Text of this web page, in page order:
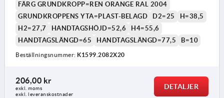
FÄRG GRUNDKROPP=REN ORANGE RAL 2004
GRUNDKROPPENS YTA=PLAST-BELAGD
D2=25
H=38,5
H2=27,7
HANDTAGSHÖJD=52,6
H4=55,6
HANDTAGSLÄNGD=65
HANDTAGSLÄNGD=77,5 B=10
Beställningsnummer: K1599.2082X20
206,00 kr
exkl. moms
exkl. leveranskostnader
DETALJER